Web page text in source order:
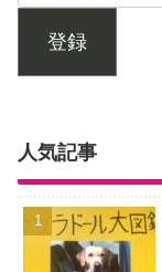
登録
人気記事